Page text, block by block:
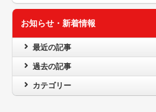
お知らせ・新着情報
最近の記事
過去の記事
カテゴリー